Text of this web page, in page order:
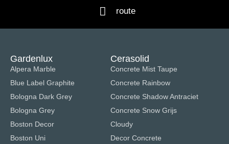
route
Gardenlux
Alpera Marble
Blue Label Graphite
Bologna Dark Grey
Bologna Grey
Boston Decor
Boston Uni
Cerasolid
Concrete Mist Taupe
Concrete Rainbow
Concrete Shadow Antraciet
Concrete Snow Grijs
Cloudy
Decor Concrete